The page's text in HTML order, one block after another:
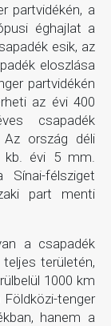
partvidékén, a
éghajlat a
esik, az
eloszlása
partvidékén
az évi 400
csapadék
ország déli
kb. évi 5 mm.
félsziget
part menti
a csapadék
területén,
1000 km
tenger
hanem a